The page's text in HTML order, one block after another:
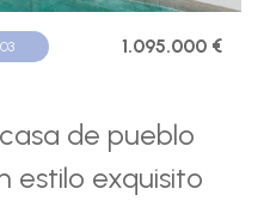
1.095.000 €
de pueblo
estilo exquisito